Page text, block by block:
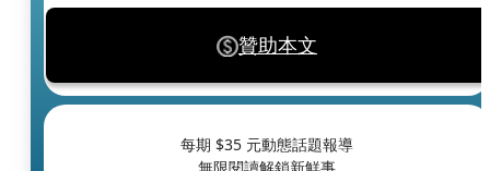
贊助本文
每期 $35 元動態話題報導